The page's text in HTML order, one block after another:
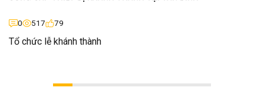
0 517 79
Tổ chức lễ khánh thành